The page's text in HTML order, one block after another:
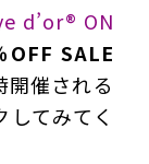
d’or® ON
SALE
開催される
てみてく